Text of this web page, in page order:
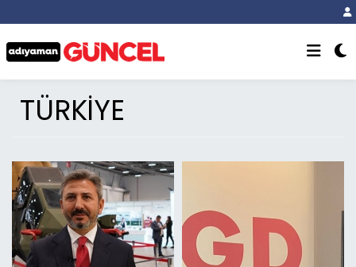
TÜRKİYE